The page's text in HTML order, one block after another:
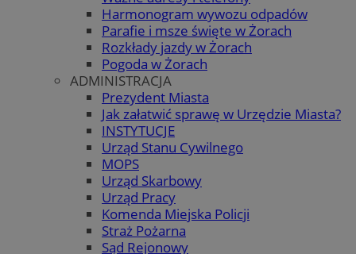
Harmonogram wywozu odpadów
Parafie i msze święte w Żorach
Rozkłady jazdy w Żorach
Pogoda w Żorach
ADMINISTRACJA
Prezydent Miasta
Jak załatwić sprawę w Urzędzie Miasta?
INSTYTUCJE
Urząd Stanu Cywilnego
MOPS
Urząd Skarbowy
Urząd Pracy
Komenda Miejska Policji
Straż Pożarna
Sąd Rejonowy